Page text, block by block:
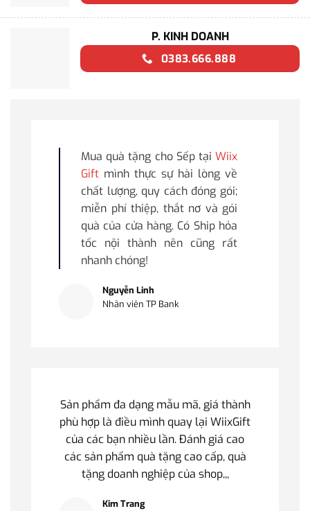
P. KINH DOANH
0383.666.888
Mua quà tặng cho Sếp tại Wiix
Gift mình thực sự hài lòng về
chất lượng, quy cách đóng gói;
miễn phí thiệp, thắt nơ và gói
quà của cửa hàng. Có Ship hỏa
tốc nội thành nên cũng rất
nhanh chóng!
Nguyễn Linh
Nhân viên TP Bank
Sản phẩm đa dạng mẫu mã, giá thành
phù hợp là điều mình quay lại WiixGift
của các bạn nhiều lần. Đánh giá cao
các sản phẩm quà tặng cao cấp, quà
tặng doanh nghiệp của shop,,,
Kim Trang